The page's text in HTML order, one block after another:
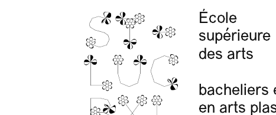
École
supérieure
des arts
bacheliers
en arts